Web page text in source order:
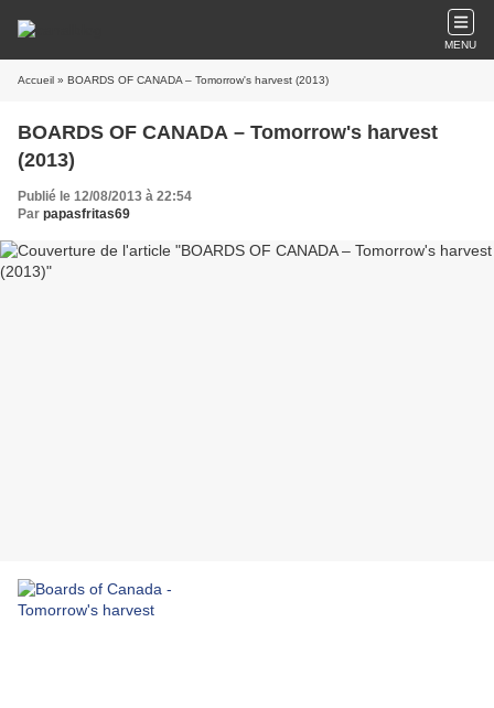
MENU
Accueil » BOARDS OF CANADA – Tomorrow's harvest (2013)
BOARDS OF CANADA – Tomorrow's harvest
(2013)
Publié le 12/08/2013 à 22:54
Par papasfritas69